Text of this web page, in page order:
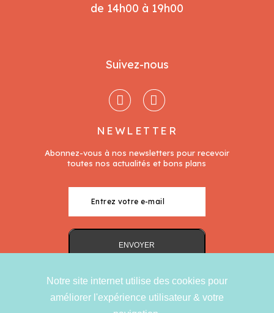
de 14h00 à 19h00
Suivez-nous
NEWLETTER
Notre site internet utilise des cookies pour
améliorer l'expérience utilisateur & votre